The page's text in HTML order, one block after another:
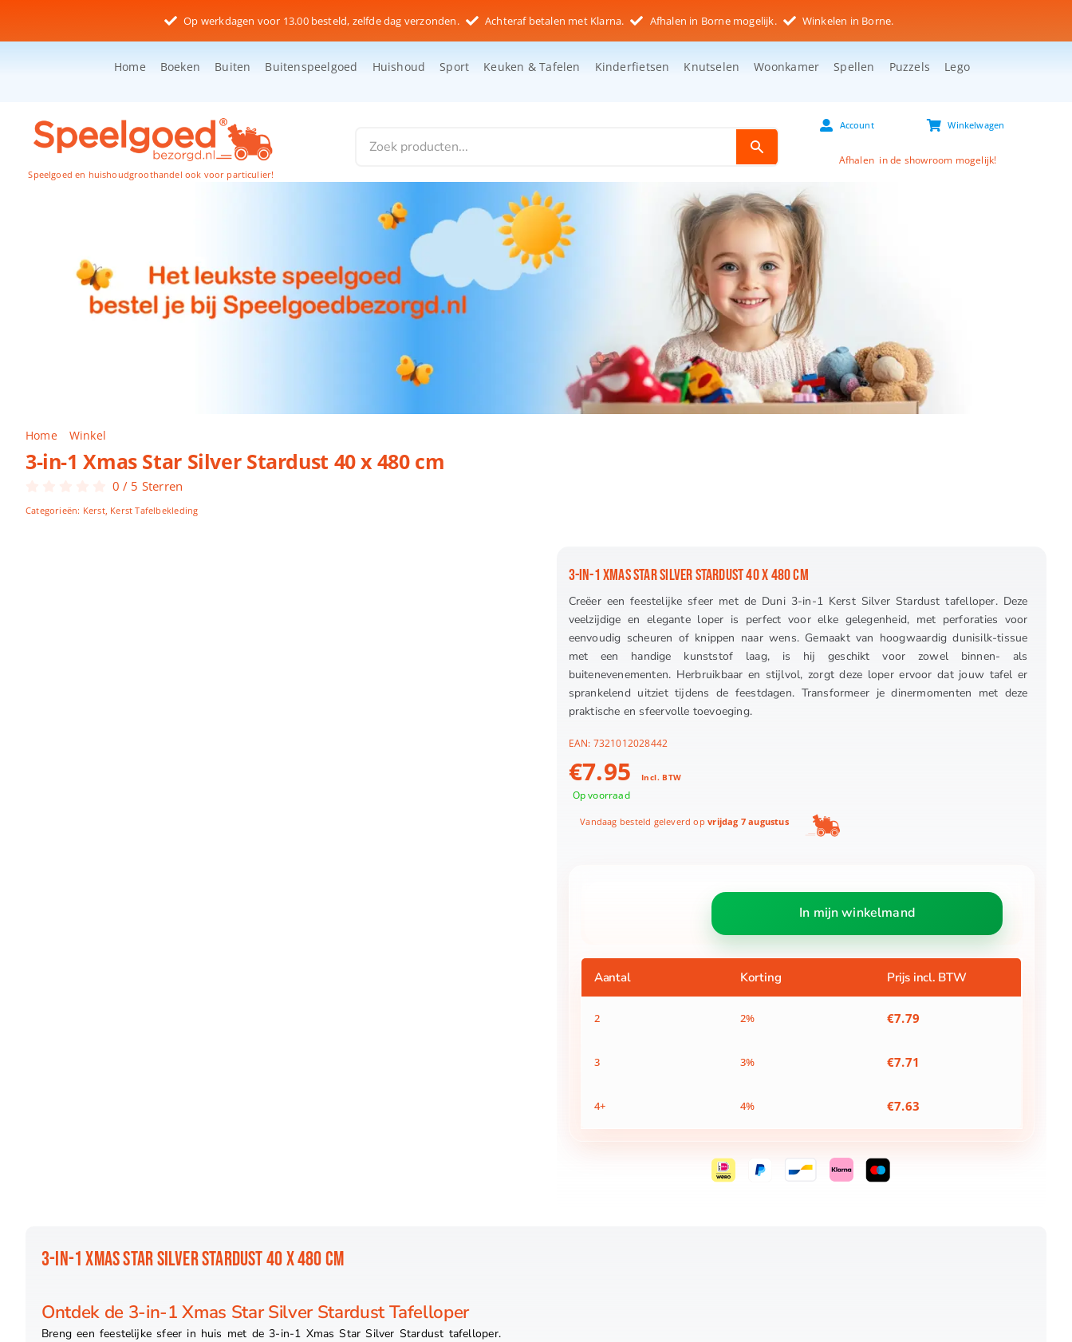
inhoud
Op werkdagen voor 13.00 besteld, zelfde dag verzonden. Achteraf betalen met Klarna. Afhalen in Borne mogelijk. Winkelen in Borne.
Home Boeken Buiten Buitenspeelgoed Huishoud Sport Keuken & Tafelen Kinderfietsen Knutselen Woonkamer Spellen Puzzels Lego
Speelgoed en huishoudgroothandel ook voor particulier!
Account Winkelwagen
Afhalen in de showroom mogelijk!
Home Winkel
3-in-1 Xmas Star Silver Stardust 40 x 480 cm
0 / 5 Sterren
Categorieën: Kerst, Kerst Tafelbekleding
3-IN-1 XMAS STAR SILVER STARDUST 40 X 480 CM
Creëer een feestelijke sfeer met de Duni 3-in-1 Kerst Silver Stardust tafelloper. Deze
veelzijdige en elegante loper is perfect voor elke gelegenheid, met perforaties voor
eenvoudig scheuren of knippen naar wens. Gemaakt van hoogwaardig dunisilk-tissue
met een handige kunststof laag, is hij geschikt voor zowel binnen- als
buitenevenementen. Herbruikbaar en stijlvol, zorgt deze loper ervoor dat jouw tafel er
sprankelend uitziet tijdens de feestdagen. Transformeer je dinermomenten met deze
praktische en sfeervolle toevoeging.
EAN: 7321012028442
€7.95 Incl. BTW
Op voorraad
Vandaag besteld geleverd op vrijdag 7 augustus
Star
Stardust
In mijn winkelmand
Aantal Korting Prijs incl. BTW
2 2% €7.79
3 3% €7.71
4+ 4% €7.63
3-IN-1 XMAS STAR SILVER STARDUST 40 X 480 CM
Ontdek de 3-in-1 Xmas Star Silver Stardust Tafelloper
Breng een feestelijke sfeer in huis met de 3-in-1 Xmas Star Silver Stardust tafelloper.